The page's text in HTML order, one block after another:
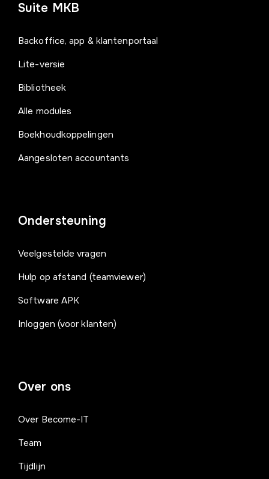
Suite MKB
Backoffice, app & klantenportaal
Lite-versie
Bibliotheek
Alle modules
Boekhoudkoppelingen
Aangesloten accountants
Ondersteuning
Veelgestelde vragen
Hulp op afstand (teamviewer)
Software APK
Inloggen (voor klanten)
Over ons
Over Become-IT
Team
Tijdlijn